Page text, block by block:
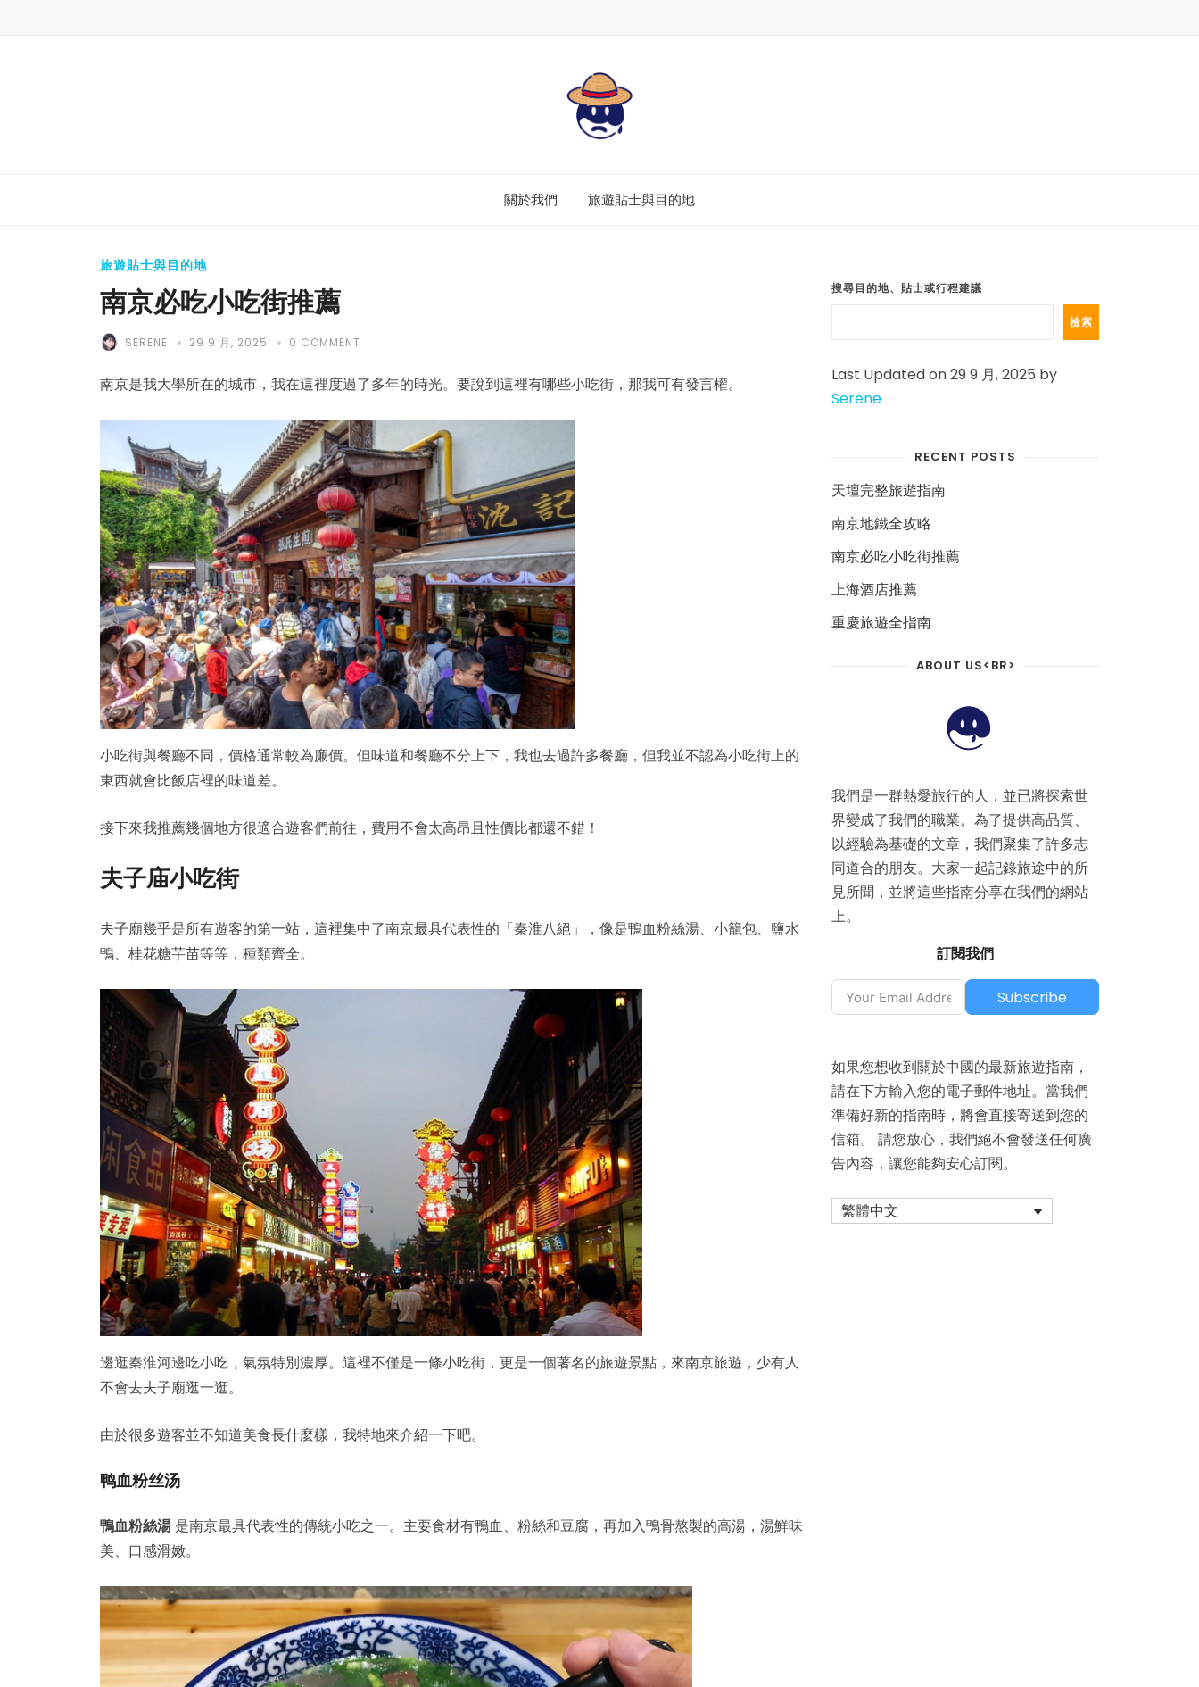
關於我們 旅遊貼士與目的地
旅遊貼士與目的地
南京必吃小吃街推薦
SERENE 29 9 月, 2025 0 COMMENT
南京是我大學所在的城市，我在這裡度過了多年的時光。要說到這裡有哪些小吃街，那我可有發言權。
小吃街與餐廳不同，價格通常較為廉價。但味道和餐廳不分上下，我也去過許多餐廳，但我並不認為小吃街上的
東西就會比飯店裡的味道差。
接下來我推薦幾個地方很適合遊客們前往，費用不會太高昂且性價比都還不錯！
夫子庙小吃街
夫子廟幾乎是所有遊客的第一站，這裡集中了南京最具代表性的「秦淮八絕」，像是鴨血粉絲湯、小籠包、鹽水
鴨、桂花糖芋苗等等，種類齊全。
邊逛秦淮河邊吃小吃，氣氛特別濃厚。這裡不僅是一條小吃街，更是一個著名的旅遊景點，來南京旅遊，少有人
不會去夫子廟逛一逛。
由於很多遊客並不知道美食長什麼樣，我特地來介紹一下吧。
鸭血粉丝汤
鴨血粉絲湯是南京最具代表性的傳統小吃之一。主要食材有鴨血、粉絲和豆腐，再加入鴨骨熬製的高湯，湯鮮味
美、口感滑嫩。
搜尋目的地、貼士或行程建議
檢索
Last Updated on 29 9 月, 2025 by
Serene
RECENT POSTS
天壇完整旅遊指南
南京地鐵全攻略
南京必吃小吃街推薦
上海酒店推薦
重慶旅遊全指南
ABOUT US<BR>
我們是一群熱愛旅行的人，並已將探索世
界變成了我們的職業。為了提供高品質、
以經驗為基礎的文章，我們聚集了許多志
同道合的朋友。大家一起記錄旅途中的所
見所聞，並將這些指南分享在我們的網站
上。
訂閱我們
Subscribe
如果您想收到關於中國的最新旅遊指南，
請在下方輸入您的電子郵件地址。當我們
準備好新的指南時，將會直接寄送到您的
信箱。 請您放心，我們絕不會發送任何廣
告內容，讓您能夠安心訂閱。
繁體中文